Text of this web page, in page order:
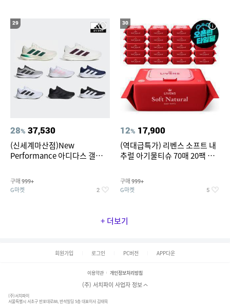
29
28% 37,530
(신세계마산점)New
Performance 아디다스 갤럭시
구매 999+
G마켓 2
30
12% 17,900
(역대급특가) 리벤스 소프트 내
추럴 아기물티슈 70매 20팩 캡
구매 999+
G마켓 5
+ 더보기
회원가입 로그인 PC버전 APP다운
이용약관 개인정보처리방침
(주) 서치파이 사업자 정보
(주)서치파이
서울특별시 서초구 반포대로88, 반석빌딩 5층 대표이사 김태묵